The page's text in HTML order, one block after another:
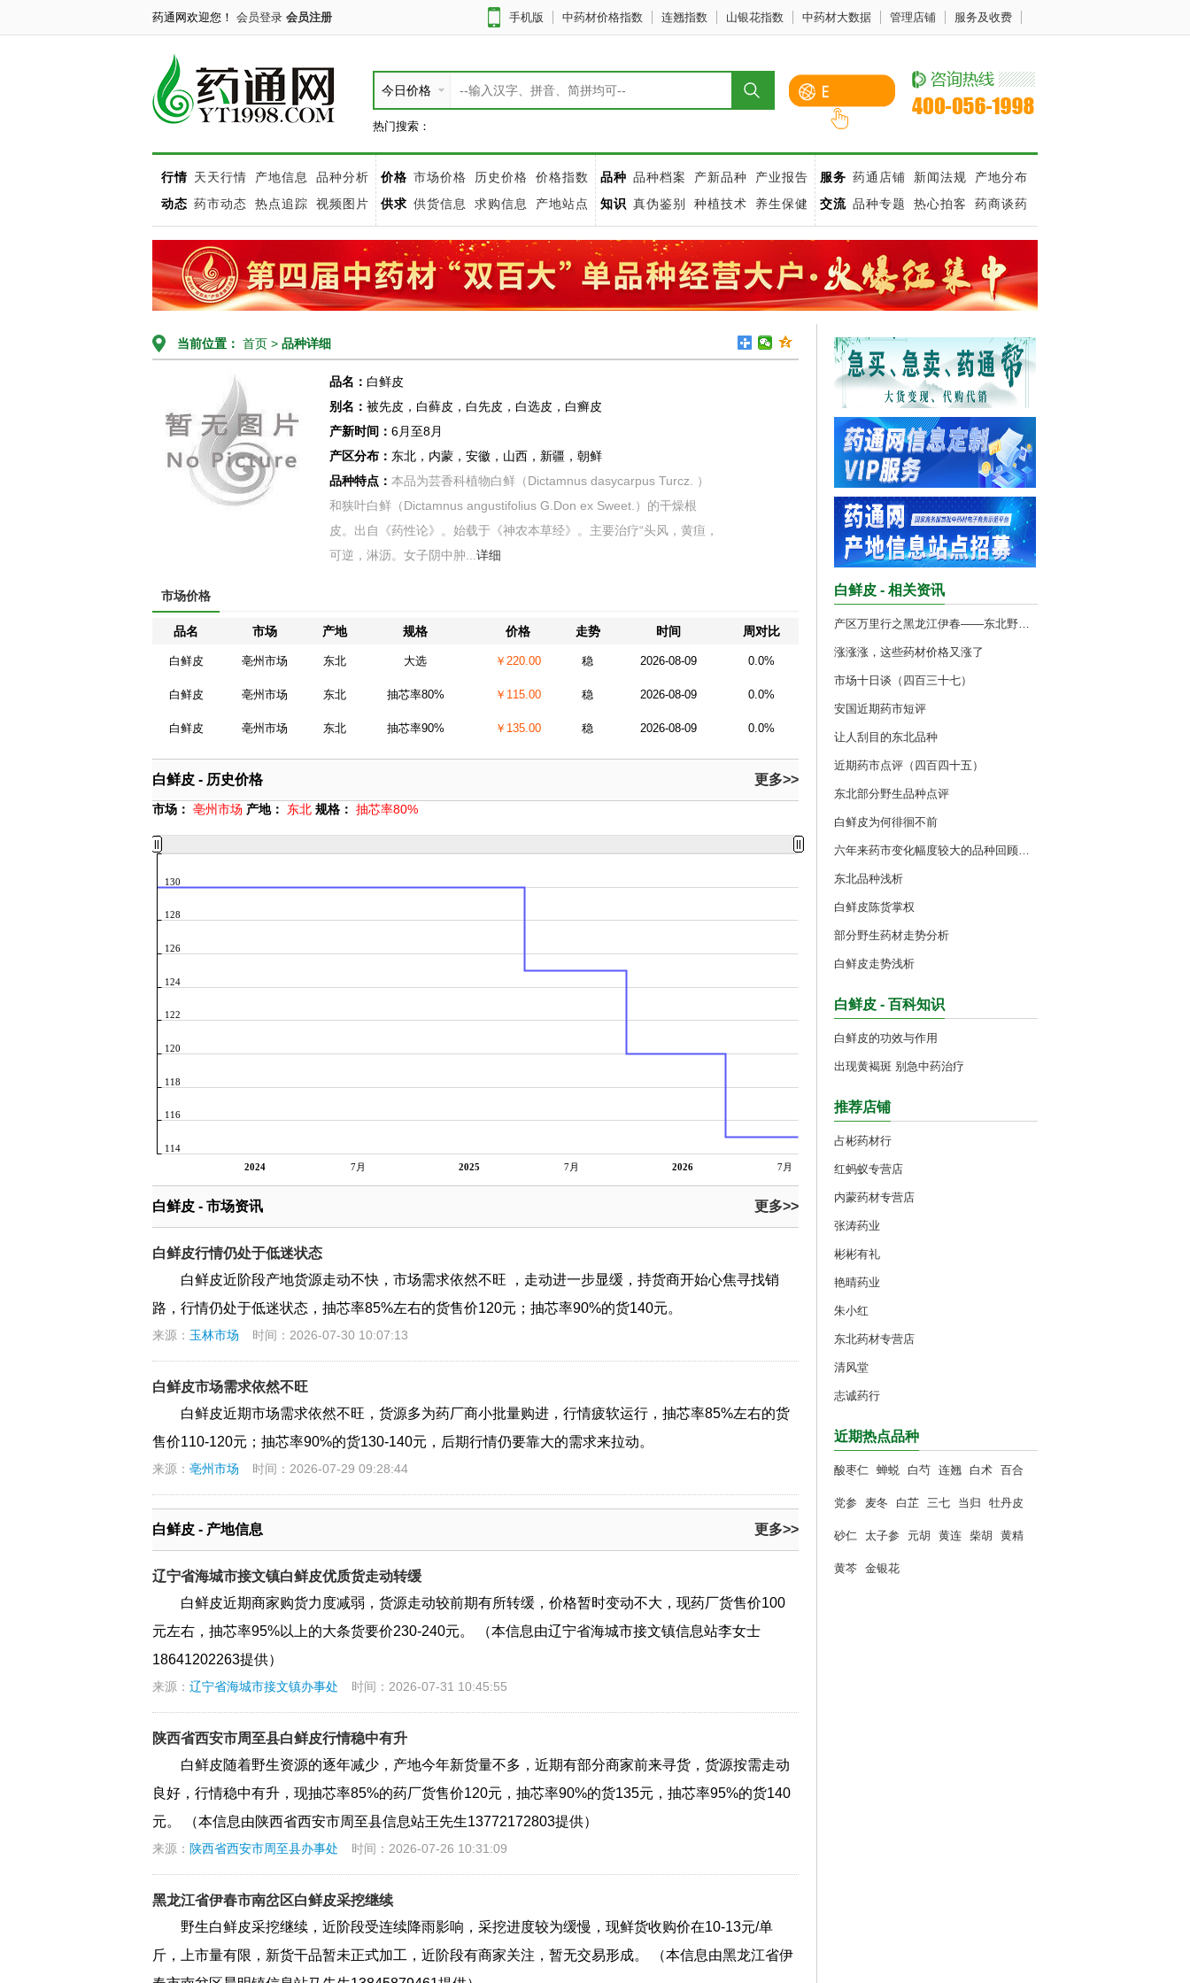
药通网欢迎您！ 会员登录 会员注册 手机版 中药材价格指数 连翘指数 山银花指数 中药材大数据 管理店铺 服务及收费
今日价格
热门搜索：
行情 天天行情 产地信息
品种分析
动态 药市动态 热点追踪 视频图片
价格 市场价格 历史价格
价格指数
供求 供货信息 求购信息 产地站点
品种 品种档案 产新品种
产业报告
知识 真伪鉴别 种植技术 养生保健
服务 药通店铺 新闻法规
产地分布
交流 品种专题 热心拍客 药商谈药
当前位置： 首页 > 品种详细
品名： 白鲜皮
别名： 被先皮，白藓皮，白先皮，白选皮，白癣皮
产新时间： 6月至8月
产区分布： 东北，内蒙，安徽，山西，新疆，朝鲜
品种特点： 本品为芸香科植物白鲜（Dictamnus dasycarpus Turcz. ）
和狭叶白鲜（Dictamnus angustifolius G.Don ex Sweet.）的干燥根
皮。出自《药性论》。始载于《神农本草经》。主要治疗“头风，黄疸，
可逆，淋沥。女子阴中肿... 详细
市场价格
品名 市场 产地 规格 价格 走势 时间 周对比
白鲜皮 亳州市场 东北 大选 ￥220.00 稳 2026-08-09 0.0%
白鲜皮 亳州市场 东北 抽芯率80% ￥115.00 稳 2026-08-09 0.0%
白鲜皮 亳州市场 东北 抽芯率90% ￥135.00 稳 2026-08-09 0.0%
白鲜皮 - 历史价格 更多>>
市场： 亳州市场 产地： 东北 规格： 抽芯率80%
2024 7月 2025 7月 2026 7月
114
116
118
120
122
124
126
128
130
白鲜皮 - 市场资讯 更多>>
白鲜皮行情仍处于低迷状态
白鲜皮近阶段产地货源走动不快，市场需求依然不旺 ，走动进一步显缓，持货商开始心焦寻找销
路，行情仍处于低迷状态，抽芯率85%左右的货售价120元；抽芯率90%的货140元。
来源： 玉林市场 时间：2026-07-30 10:07:13
白鲜皮市场需求依然不旺
白鲜皮近期市场需求依然不旺，货源多为药厂商小批量购进，行情疲软运行，抽芯率85%左右的货
售价110-120元；抽芯率90%的货130-140元，后期行情仍要靠大的需求来拉动。
来源： 亳州市场 时间：2026-07-29 09:28:44
白鲜皮 - 产地信息 更多>>
辽宁省海城市接文镇白鲜皮优质货走动转缓
白鲜皮近期商家购货力度减弱，货源走动较前期有所转缓，价格暂时变动不大，现药厂货售价100
元左右，抽芯率95%以上的大条货要价230-240元。 （本信息由辽宁省海城市接文镇信息站李女士
18641202263提供）
来源： 辽宁省海城市接文镇办事处 时间：2026-07-31 10:45:55
陕西省西安市周至县白鲜皮行情稳中有升
白鲜皮随着野生资源的逐年减少，产地今年新货量不多，近期有部分商家前来寻货，货源按需走动
良好，行情稳中有升，现抽芯率85%的药厂货售价120元，抽芯率90%的货135元，抽芯率95%的货140
元。 （本信息由陕西省西安市周至县信息站王先生13772172803提供）
来源： 陕西省西安市周至县办事处 时间：2026-07-26 10:31:09
黑龙江省伊春市南岔区白鲜皮采挖继续
野生白鲜皮采挖继续，近阶段受连续降雨影响，采挖进度较为缓慢，现鲜货收购价在10-13元/单
斤，上市量有限，新货干品暂未正式加工，近阶段有商家关注，暂无交易形成。 （本信息由黑龙江省伊
白鲜皮 - 相关资讯
产区万里行之黑龙江伊春——东北野生中药材
涨涨涨，这些药材价格又涨了
市场十日谈（四百三十七）
安国近期药市短评
让人刮目的东北品种
近期药市点评（四百四十五）
东北部分野生品种点评
白鲜皮为何徘徊不前
六年来药市变化幅度较大的品种回顾（十八）
东北品种浅析
白鲜皮陈货掌权
部分野生药材走势分析
白鲜皮走势浅析
白鲜皮 - 百科知识
白鲜皮的功效与作用
出现黄褐斑 别急中药治疗
推荐店铺
占彬药材行
红蚂蚁专营店
内蒙药材专营店
张涛药业
彬彬有礼
艳晴药业
朱小红
东北药材专营店
清风堂
志诚药行
近期热点品种
酸枣仁 蝉蜕 白芍 连翘 白术 百合
党参 麦冬 白芷 三七 当归 牡丹皮
砂仁 太子参 元胡 黄连 柴胡 黄精
黄芩 金银花